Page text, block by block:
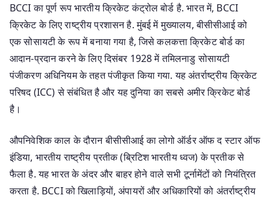
BCCI का पूर्ण रूप भारतीय क्रिकेट कंट्रोल बोर्ड है. भारत में, BCCI
क्रिकेट के लिए राष्ट्रीय प्रशासन है. मुंबई में मुख्यालय, बीसीसीआई को
एक सोसायटी के रूप में बनाया गया है, जिसे कलकत्ता क्रिकेट बोर्ड का
आदान-प्रदान करने के लिए दिसंबर 1928 में तमिलनाडु सोसायटी
पंजीकरण अधिनियम के तहत पंजीकृत किया गया. यह अंतर्राष्ट्रीय क्रिकेट
परिषद (ICC) से संबंधित है और यह दुनिया का सबसे अमीर क्रिकेट बोर्ड
है।
औपनिवेशिक काल के दौरान बीसीसीआई का लोगो ऑर्डर ऑफ द स्टार ऑफ
इंडिया, भारतीय राष्ट्रीय प्रतीक (ब्रिटिश भारतीय ध्वज) के प्रतीक से
फैला है. यह भारत के अंदर और बाहर होने वाले सभी टूर्नामेंटों को नियंत्रित
करता है. BCCI को खिलाड़ियों, अंपायरों और अधिकारियों को अंतर्राष्ट्रीय